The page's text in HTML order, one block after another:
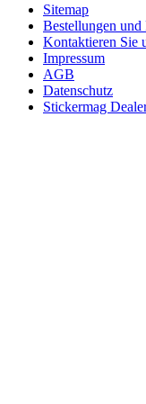
Sitemap
Bestellungen und
Kontaktieren Sie
Impressum
AGB
Datenschutz
Stickermag